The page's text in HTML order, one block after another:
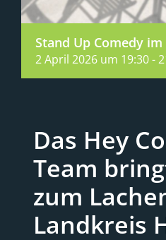
Stand Up Comedy
2 April 2026 um 19:30-
Das Hey
Team
zum
Landkreis